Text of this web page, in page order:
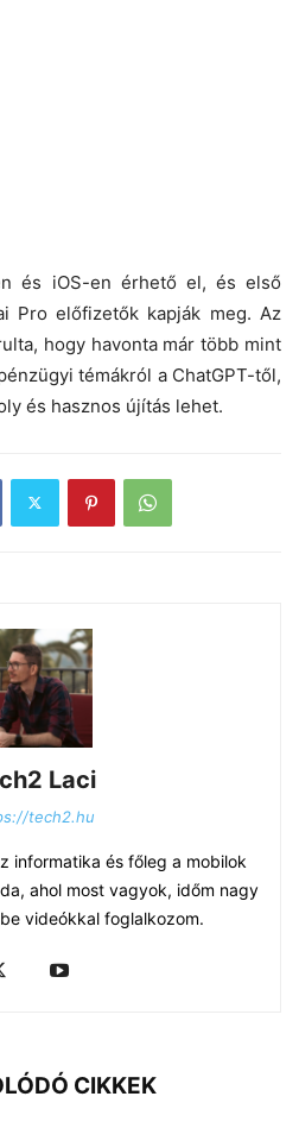
és iOS-en érhető el, és első
Pro előfizetők kapják meg. Az
hogy havonta már több mint
témákról a ChatGPT-től,
és hasznos újítás lehet.
Laci
tech2.hu
informatika és főleg a mobilok
ahol most vagyok, időm nagy
videókkal foglalkozom.
CIKKEK